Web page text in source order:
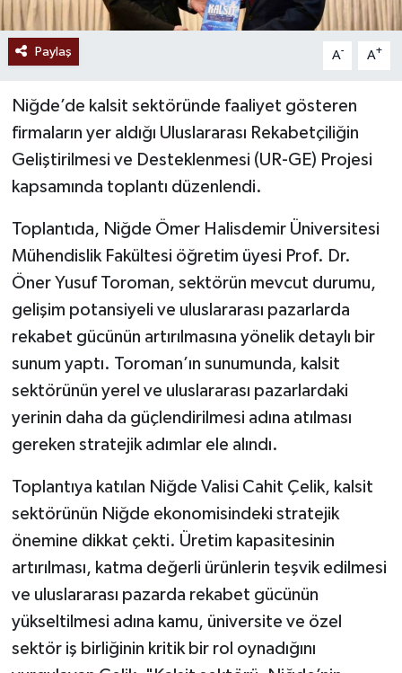
Paylaş A- A+
Niğde’de kalsit sektöründe faaliyet gösteren
firmaların yer aldığı Uluslararası Rekabetçiliğin
Geliştirilmesi ve Desteklenmesi (UR-GE) Projesi
kapsamında toplantı düzenlendi.
Toplantıda, Niğde Ömer Halisdemir Üniversitesi
Mühendislik Fakültesi öğretim üyesi Prof. Dr.
Öner Yusuf Toroman, sektörün mevcut durumu,
gelişim potansiyeli ve uluslararası pazarlarda
rekabet gücünün artırılmasına yönelik detaylı bir
sunum yaptı. Toroman’ın sunumunda, kalsit
sektörünün yerel ve uluslararası pazarlardaki
yerinin daha da güçlendirilmesi adına atılması
gereken stratejik adımlar ele alındı.
Toplantıya katılan Niğde Valisi Cahit Çelik, kalsit
sektörünün Niğde ekonomisindeki stratejik
önemine dikkat çekti. Üretim kapasitesinin
artırılması, katma değerli ürünlerin teşvik edilmesi
ve uluslararası pazarda rekabet gücünün
yükseltilmesi adına kamu, üniversite ve özel
sektör iş birliğinin kritik bir rol oynadığını